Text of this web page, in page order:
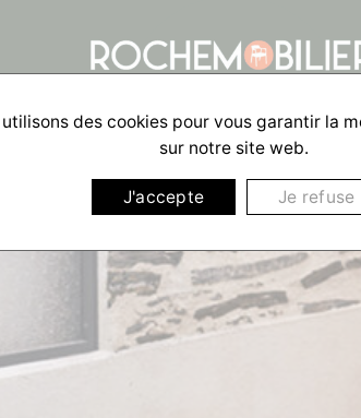
utilisons des cookies pour vous garantir la
sur notre site web.
J'accepte Je refuse